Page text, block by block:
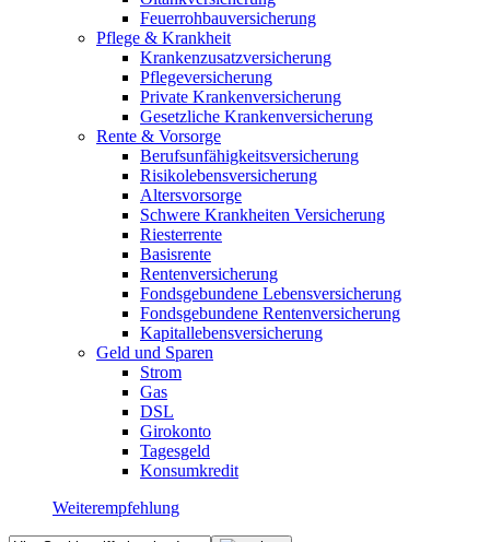
Feuerrohbauversicherung
Pflege & Krankheit
Krankenzusatzversicherung
Pflegeversicherung
Private Krankenversicherung
Gesetzliche Krankenversicherung
Rente & Vorsorge
Berufs­unfähigkeitsversicherung
Risikolebensversicherung
Altersvorsorge
Schwere Krankheiten Versicherung
Riesterrente
Basisrente
Rentenversicherung
Fondsgebundene Lebensversicherung
Fondsgebundene Rentenversicherung
Kapitallebensversicherung
Geld und Sparen
Strom
Gas
DSL
Girokonto
Tagesgeld
Konsumkredit
Weiterempfehlung